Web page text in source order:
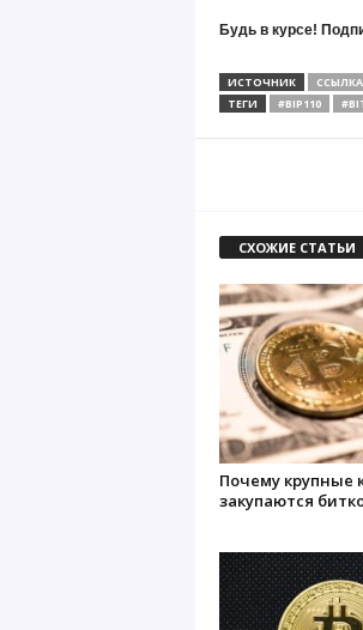
Будь в курсе!
ИСТОЧНИК
ССЫЛКА
ТЕГИ
#BIP110
СХОЖИЕ СТАТЬИ
Почему крупные
закупаются